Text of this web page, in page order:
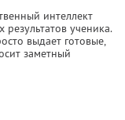
интеллект
ученика.
выдает готовые,
заметный